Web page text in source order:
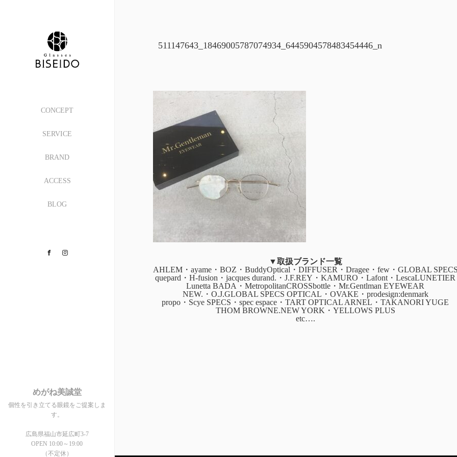
CONCEPT
SERVICE
BRAND
ACCESS
BLOG
Facebook
めがね美誠堂
個性を引き立てる眼鏡をご提案しま
す。
広島県福山市延広町3-7
OPEN 10:00～19:00
（不定休）
511147643_18469005787074934_6445904578483454446_n
▼取扱ブランド一覧
AHLEM・ayame・BOZ・BuddyOptical・DIFFUSER・Dragee・few・GLOBAL
quepard・H-fusion・jacques durand.・J.F.REY・KAMURO・Lafont・LescaLUNETIER
Lunetta BADA・MetropolitanCROSSbottle・Mr.Gentlman EYEWEAR
NEW.・O.J.GLOBAL SPECS OPTICAL・OVAKE・prodesign:denmark
propo・Scye SPECS・spec espace・TART OPTICAL ARNEL・TAKANORI YUGE
THOM BROWNE.NEW YORK・YELLOWS PLUS
etc….